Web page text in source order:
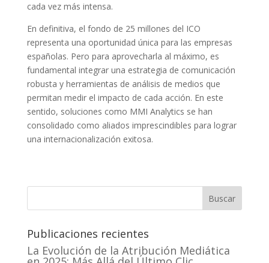
cada vez más intensa.
En definitiva, el fondo de 25 millones del ICO
representa una oportunidad única para las empresas
españolas. Pero para aprovecharla al máximo, es
fundamental integrar una estrategia de comunicación
robusta y herramientas de análisis de medios que
permitan medir el impacto de cada acción. En este
sentido, soluciones como MMI Analytics se han
consolidado como aliados imprescindibles para lograr
una internacionalización exitosa.
Buscar
Publicaciones recientes
La Evolución de la Atribución Mediática